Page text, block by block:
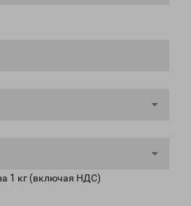
1 кг (включая НДС)